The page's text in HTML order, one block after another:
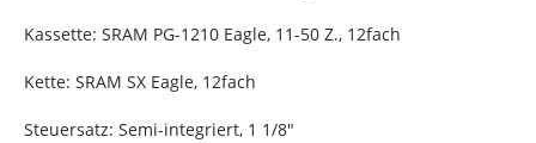
Kassette: SRAM PG-1210 Eagle, 11-50 Z., 12fach
Kette: SRAM SX Eagle, 12fach
Steuersatz: Semi-integriert, 1 1/8"